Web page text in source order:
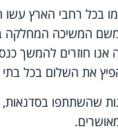
בכל רחבי הארץ עשו
המשיכה המחלקה
אנו חוזרים להמשך
את השלום בכל
שהשתתפו בסדנאות,